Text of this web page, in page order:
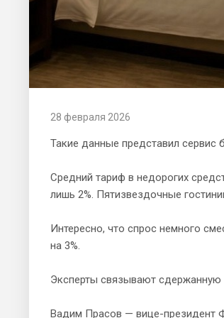
28 февраля 2026
Такие данные представил сервис
Средний тариф в недорогих
лишь 2%. Пятизвездочные
Интересно, что спрос немного
на 3%.
Эксперты связывают сдержанную
Вадим Прасов — вице-президент